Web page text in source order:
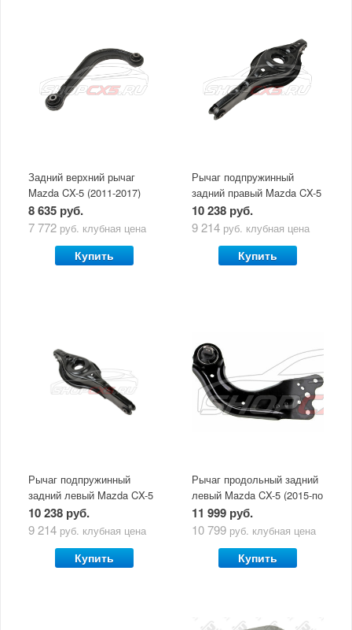
100% возврат
стоимости
в случае
неудовлетворенности
товаром
Гарантия качества
все товары
сертифицированы
Различные способы
5 все
Задний верхний рычаг
Mazda CX-5 (2011-2017)
(серповидный)
8 635 руб.
7 772 руб. клубная цена
Купить
Рычаг подпружинный
задний правый Mazda CX-5
(2011-по н.в.)
10 238 руб.
9 214 руб. клубная цена
Купить
Рычаг подпружинный
задний левый Mazda CX-5
(2011-по н.в.)
10 238 руб.
9 214 руб. клубная цена
Купить
Рычаг продольный задний
левый Mazda CX-5 (2015-по
н.в.)
11 999 руб.
10 799 руб. клубная цена
Купить